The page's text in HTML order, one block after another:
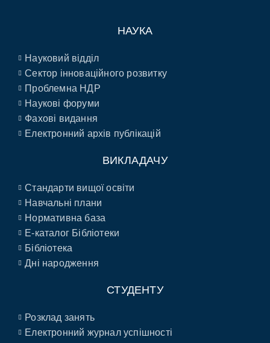
НАУКА
Науковий відділ
Сектор інноваційного розвитку
Проблемна НДР
Наукові форуми
Фахові видання
Електронний архів публікацій
ВИКЛАДАЧУ
Стандарти вищої освіти
Навчальні плани
Нормативна база
E-каталог Бібліотеки
Бібліотека
Дні народження
СТУДЕНТУ
Розклад занять
Електронний журнал успішності